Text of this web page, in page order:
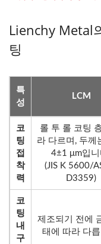
Lienchy Metal
팅
특
성
LCM
코
팅
접
착
력
롤 투 롤 코팅
라 다르며, 두께
4±1 μm입니
(JIS K 5600/
D3359)
코
팅
내
구
제조되기 전에
태에 따라 다